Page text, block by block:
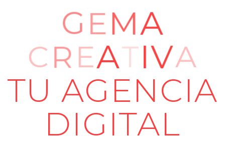
G EMA
CR EATIVA
TU AGENCIA
DIGITAL